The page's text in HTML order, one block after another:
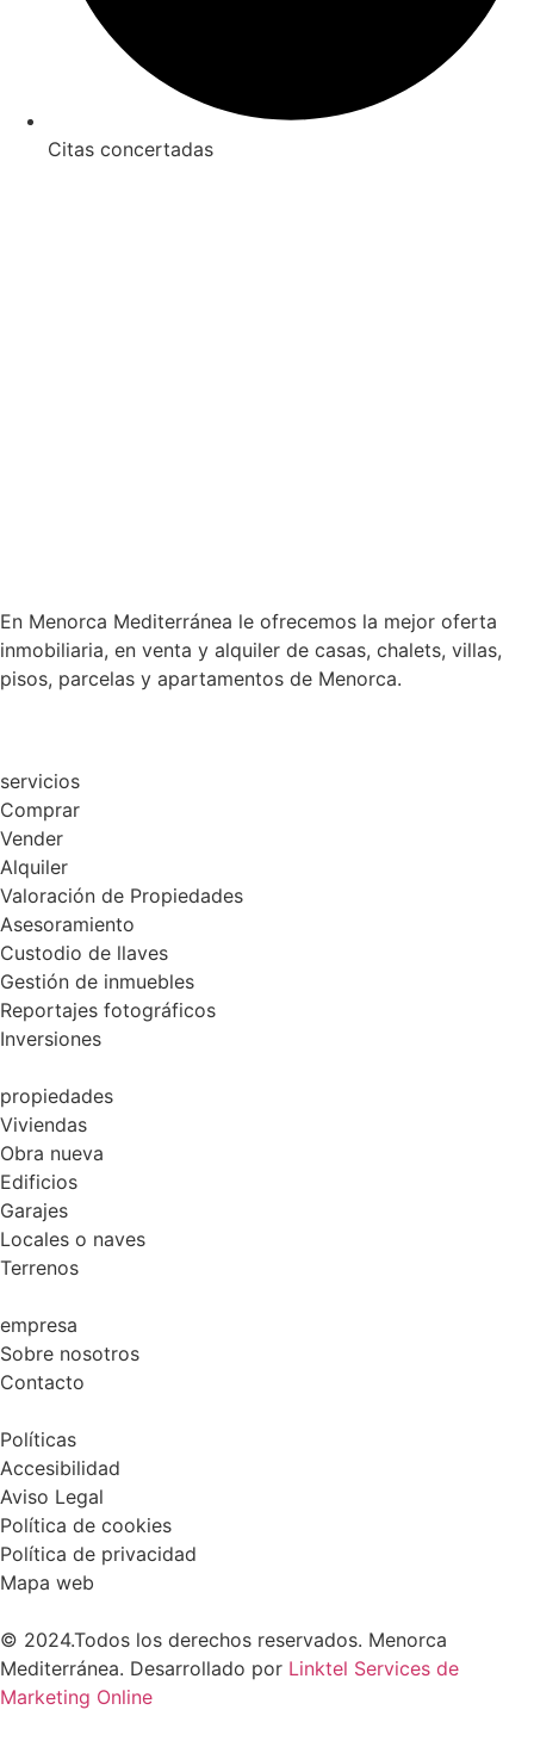
Citas concertadas
En Menorca Mediterránea le ofrecemos la mejor oferta
inmobiliaria, en venta y alquiler de casas, chalets, villas,
pisos, parcelas y apartamentos de Menorca.
servicios
Comprar
Vender
Alquiler
Valoración de Propiedades
Asesoramiento
Custodio de llaves
Gestión de inmuebles
Reportajes fotográficos
Inversiones
propiedades
Viviendas
Obra nueva
Edificios
Garajes
Locales o naves
Terrenos
empresa
Sobre nosotros
Contacto
Políticas
Accesibilidad
Aviso Legal
Política de cookies
Política de privacidad
Mapa web
© 2024.Todos los derechos reservados. Menorca
Mediterránea. Desarrollado por Linktel Services de
Marketing Online